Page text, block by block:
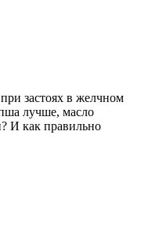
застоях в желчном
лучше, масло
И как правильно